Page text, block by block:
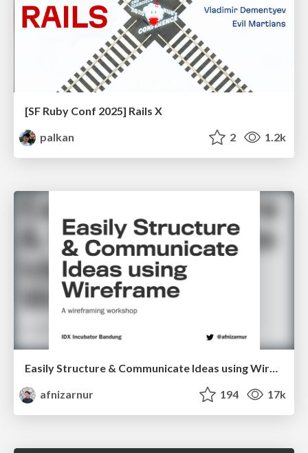
[SF Ruby Conf 2025] Rails X
palkan
2 1.2k
Easily Structure & Communicate Ideas using Wireframe
afnizarnur
194 17k